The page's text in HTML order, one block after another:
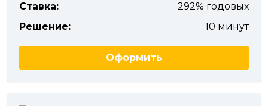
Ставка:
292% годовых
Решение:
10 минут
Оформить